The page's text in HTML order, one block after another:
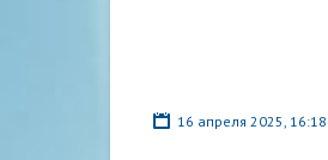
16 апреля 2025, 16:18